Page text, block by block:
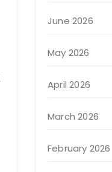
June 2026
May 2026
April 2026
March 2026
February 2026